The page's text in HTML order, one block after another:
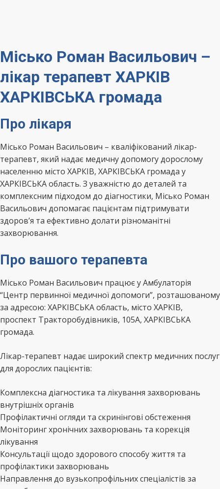
Місько Роман Васильович –
лікар терапевт ХАРКІВ
ХАРКІВСЬКА громада
Про лікаря
Місько Роман Васильович – кваліфікований лікар-
терапевт, який надає медичну допомогу дорослому
населенню місто ХАРКІВ, ХАРКІВСЬКА громада у
ХАРКІВСЬКА область. З уважністю до деталей та
комплексним підходом до діагностики, Місько Роман
Васильович допомагає пацієнтам підтримувати
здоров’я та ефективно долати різноманітні
захворювання.
Про вашого терапевта
Місько Роман Васильович працює у Амбулаторія
“Центр первинної медичної допомоги”, розташованому
за адресою: ХАРКІВСЬКА область, місто ХАРКІВ,
проспект Тракторобудівників, 105А, ХАРКІВСЬКА
громада.
Лікар-терапевт надає широкий спектр медичних послуг
для дорослих пацієнтів:
Комплексна діагностика та лікування захворювань
внутрішніх органів
Профілактичні огляди та скринінгові обстеження
Моніторинг хронічних захворювань та корекція
лікування
Консультації щодо здорового способу життя та
профілактики захворювань
Направлення до вузькопрофільних спеціалістів за